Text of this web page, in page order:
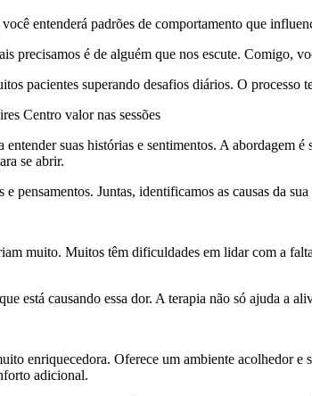
entenderá padrões de comportamento que
precisamos é de alguém que nos escute. Comigo,
pacientes superando desafios diários. O processo
Centro valor nas sessões
entender suas histórias e sentimentos. A
se abrir.
pensamentos. Juntas, identificamos as causas da
muito. Muitos têm dificuldades em lidar com a
está causando essa dor. A terapia não só ajuda
enriquecedora. Oferece um ambiente acolhedor
adicional.